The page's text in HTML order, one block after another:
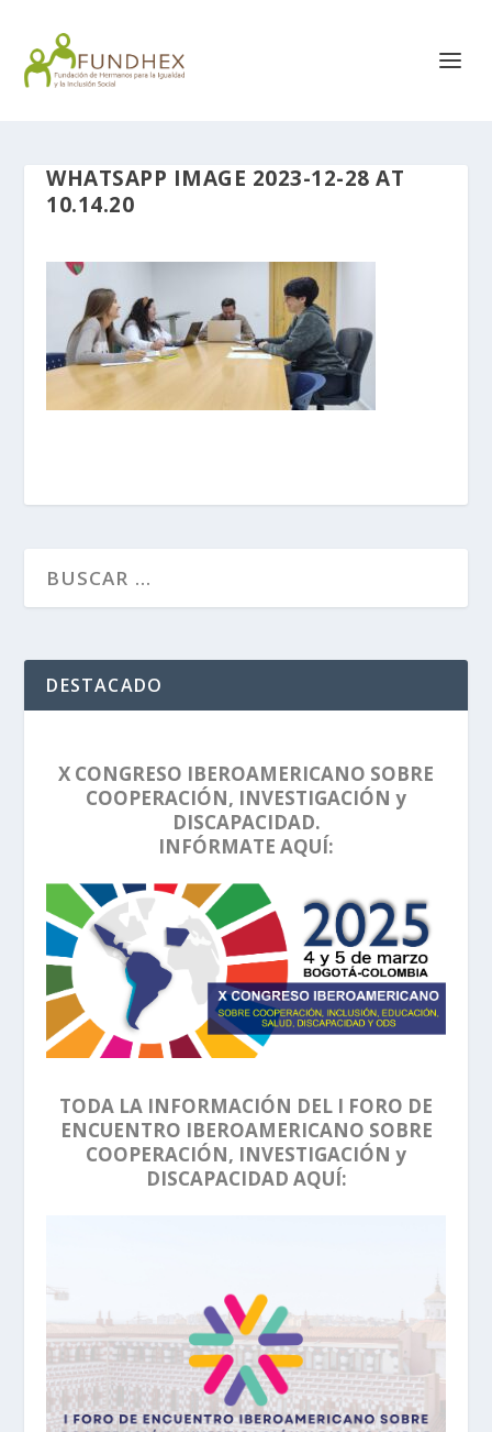
WHATSAPP IMAGE 2023-12-28 AT
10.14.20
DESTACADO
X CONGRESO IBEROAMERICANO SOBRE
COOPERACIÓN, INVESTIGACIÓN y
DISCAPACIDAD.
INFÓRMATE AQUÍ:
TODA LA INFORMACIÓN DEL I FORO DE
ENCUENTRO IBEROAMERICANO SOBRE
COOPERACIÓN, INVESTIGACIÓN y
DISCAPACIDAD AQUÍ: